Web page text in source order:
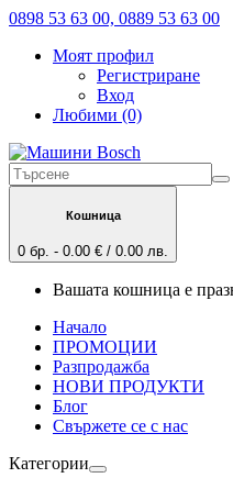
0898 53 63 00, 0889 53 63 00
Моят профил
Регистриране
Вход
Любими (0)
Кошница
0 бр. - 0.00 € / 0.00 лв.
Вашата кошница е
Начало
ПРОМОЦИИ
Разпродажба
НОВИ ПРОДУКТИ
Блог
Свържете се с нас
Категории